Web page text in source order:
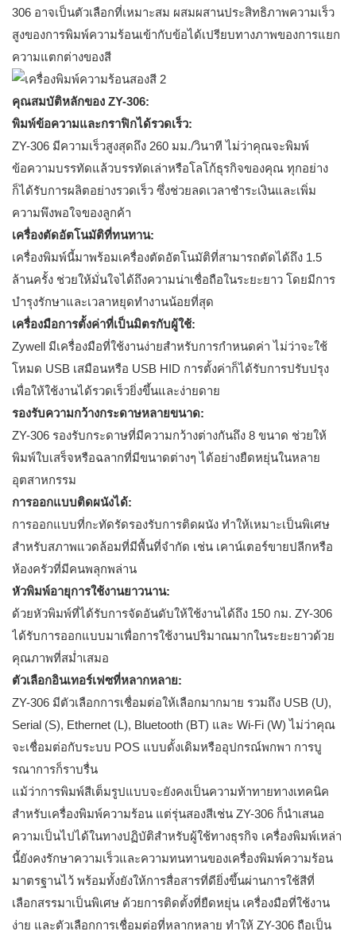
306 อาจเป็นตัวเลือกที่เหมาะสม ผสมผสานประสิทธิภาพความเร็ว
สูงของการพิมพ์ความร้อนเข้ากับข้อได้เปรียบทางภาพของการแยก
ความแตกต่างของสี
คุณสมบัติหลักของ ZY-306:
พิมพ์ข้อความและกราฟิกได้รวดเร็ว:
ZY-306 มีความเร็วสูงสุดถึง 260 มม./วินาที ไม่ว่าคุณจะพิมพ์
ข้อความบรรทัดแล้วบรรทัดเล่าหรือโลโก้ธุรกิจของคุณ ทุกอย่าง
ก็ได้รับการผลิตอย่างรวดเร็ว ซึ่งช่วยลดเวลาชำระเงินและเพิ่ม
ความพึงพอใจของลูกค้า
เครื่องตัดอัตโนมัติที่ทนทาน:
เครื่องพิมพ์นี้มาพร้อมเครื่องตัดอัตโนมัติที่สามารถตัดได้ถึง 1.5
ล้านครั้ง ช่วยให้มั่นใจได้ถึงความน่าเชื่อถือในระยะยาว โดยมีการ
บำรุงรักษาและเวลาหยุดทำงานน้อยที่สุด
เครื่องมือการตั้งค่าที่เป็นมิตรกับผู้ใช้:
Zywell มีเครื่องมือที่ใช้งานง่ายสำหรับการกำหนดค่า ไม่ว่าจะใช้
โหมด USB เสมือนหรือ USB HID การตั้งค่าก็ได้รับการปรับปรุง
เพื่อให้ใช้งานได้รวดเร็วยิ่งขึ้นและง่ายดาย
รองรับความกว้างกระดาษหลายขนาด:
ZY-306 รองรับกระดาษที่มีความกว้างต่างกันถึง 8 ขนาด ช่วยให้
พิมพ์ใบเสร็จหรือฉลากที่มีขนาดต่างๆ ได้อย่างยืดหยุ่นในหลาย
อุตสาหกรรม
การออกแบบติดผนังได้:
การออกแบบที่กะทัดรัดรองรับการติดผนัง ทำให้เหมาะเป็นพิเศษ
สำหรับสภาพแวดล้อมที่มีพื้นที่จำกัด เช่น เคาน์เตอร์ขายปลีกหรือ
ห้องครัวที่มีคนพลุกพล่าน
หัวพิมพ์อายุการใช้งานยาวนาน:
ด้วยหัวพิมพ์ที่ได้รับการจัดอันดับให้ใช้งานได้ถึง 150 กม. ZY-306
ได้รับการออกแบบมาเพื่อการใช้งานปริมาณมากในระยะยาวด้วย
คุณภาพที่สม่ำเสมอ
ตัวเลือกอินเทอร์เฟซที่หลากหลาย:
ZY-306 มีตัวเลือกการเชื่อมต่อให้เลือกมากมาย รวมถึง USB (U),
Serial (S), Ethernet (L), Bluetooth (BT) และ Wi-Fi (W) ไม่ว่าคุณ
จะเชื่อมต่อกับระบบ POS แบบดั้งเดิมหรืออุปกรณ์พกพา การบู
รณาการก็ราบรื่น
แม้ว่าการพิมพ์สีเต็มรูปแบบจะยังคงเป็นความท้าทายทางเทคนิค
สำหรับเครื่องพิมพ์ความร้อน แต่รุ่นสองสีเช่น ZY-306 ก็นำเสนอ
ความเป็นไปได้ในทางปฏิบัติสำหรับผู้ใช้ทางธุรกิจ เครื่องพิมพ์เหล่า
นี้ยังคงรักษาความเร็วและความทนทานของเครื่องพิมพ์ความร้อน
มาตรฐานไว้ พร้อมทั้งยังให้การสื่อสารที่ดียิ่งขึ้นผ่านการใช้สีที่
เลือกสรรมาเป็นพิเศษ ด้วยการติดตั้งที่ยืดหยุ่น เครื่องมือที่ใช้งาน
ง่าย และตัวเลือกการเชื่อมต่อที่หลากหลาย ทำให้ ZY-306 ถือเป็น